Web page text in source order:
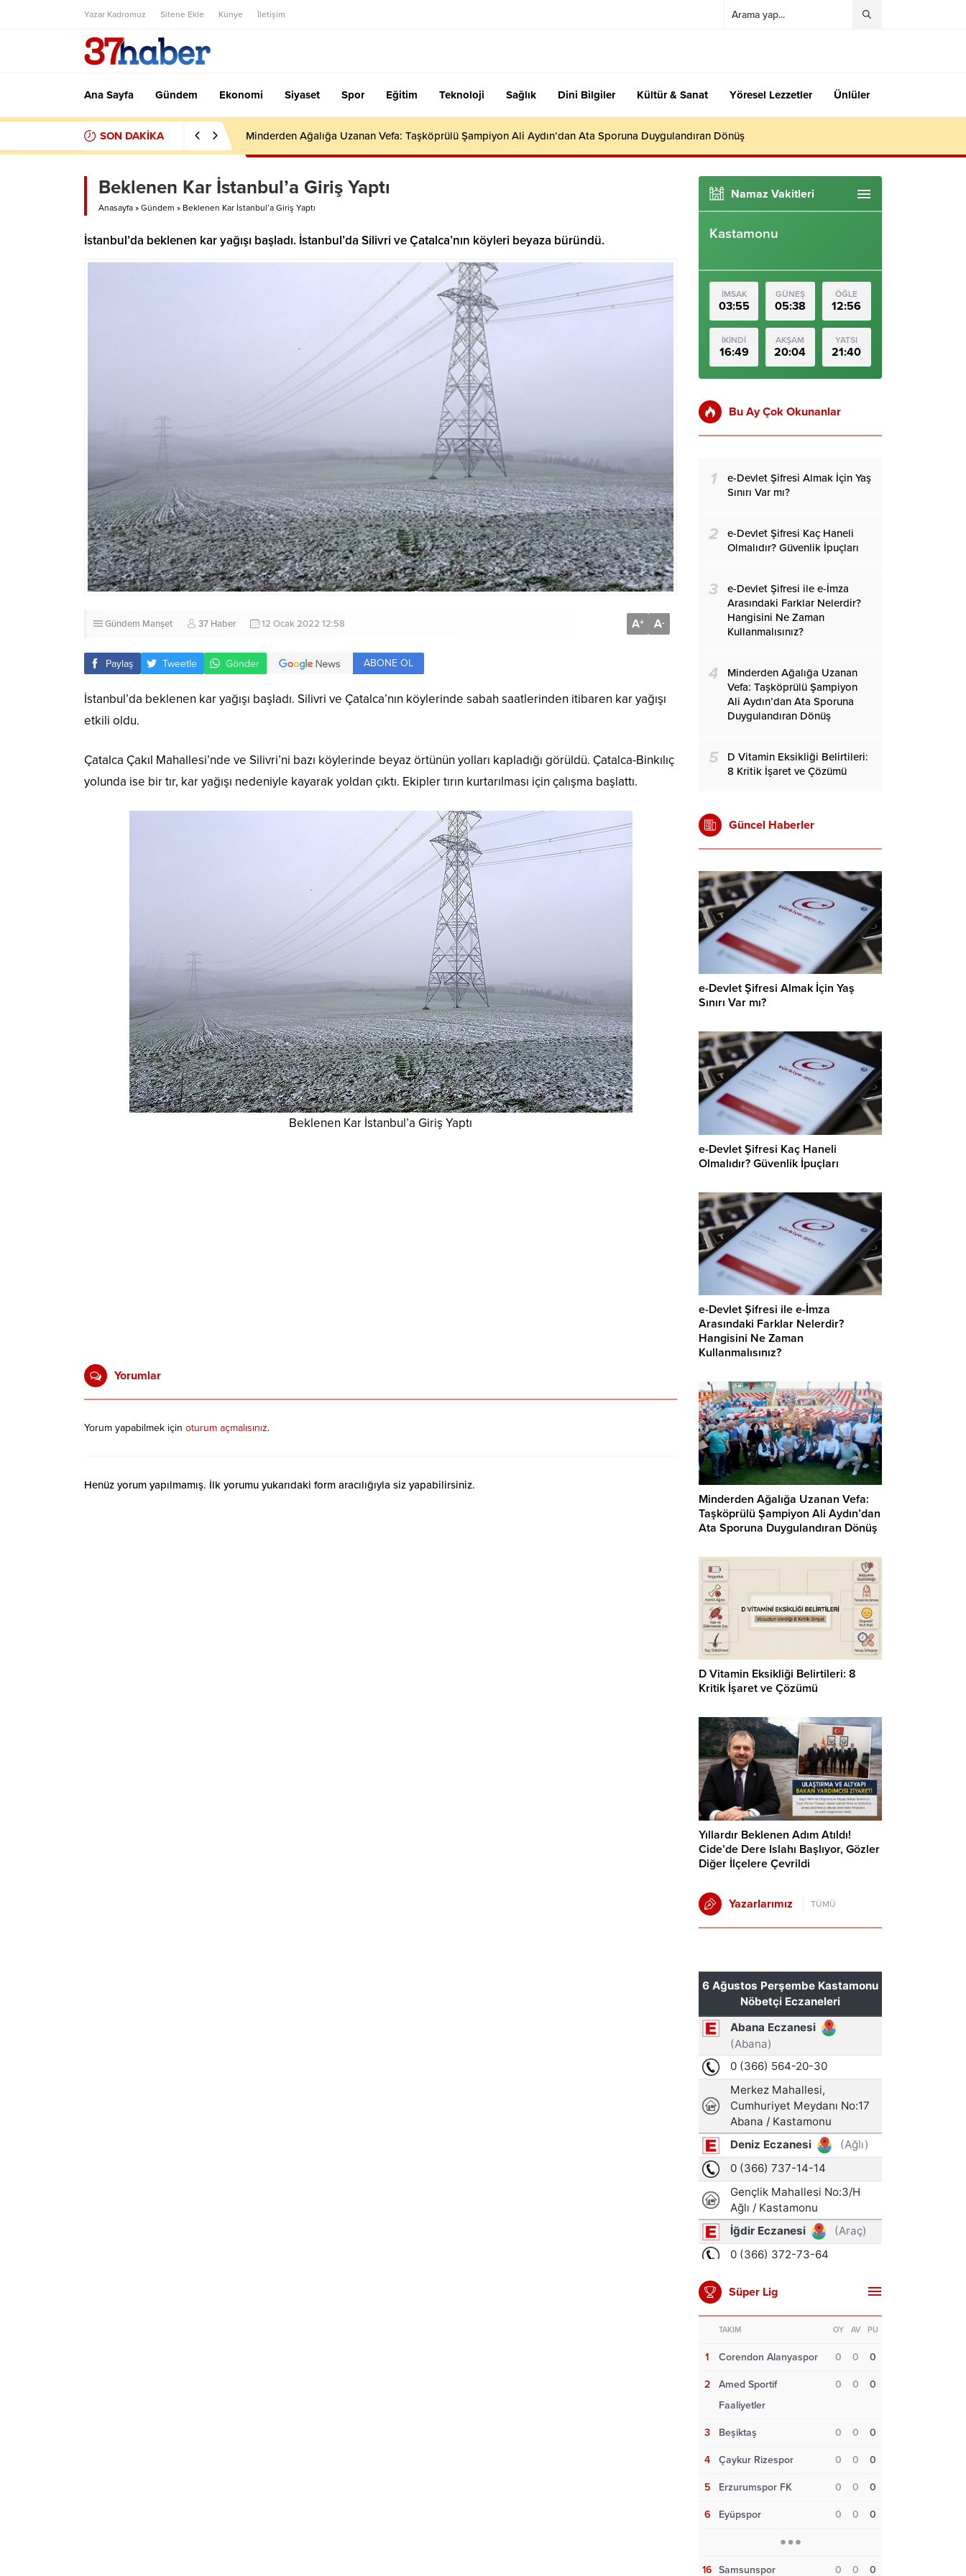
Yazar Kadromuz Sitene Ekle Künye İletişim
Ana Sayfa Gündem Ekonomi Siyaset Spor Eğitim Teknoloji Sağlık Dini Bilgiler Kültür & Sanat Yöresel Lezzetler Ünlüler
SON DAKİKA Minderden Ağalığa Uzanan Vefa: Taşköprülü Şampiyon Ali Aydın’dan Ata Sporuna Duygulandıran Dönüş
Beklenen Kar İstanbul’a Giriş Yaptı
Anasayfa » Gündem » Beklenen Kar İstanbul’a Giriş Yaptı
İstanbul’da beklenen kar yağışı başladı. İstanbul’da Silivri ve Çatalca’nın köyleri beyaza büründü.
Gündem Manşet 37 Haber 12 Ocak 2022 12:58 A+ A-
Paylaş Tweetle Gönder ABONE OL
İstanbul’da beklenen kar yağışı başladı. Silivri ve Çatalca’nın köylerinde sabah saatlerinden itibaren kar yağışı
etkili oldu.
Çatalca Çakıl Mahallesi’nde ve Silivri’ni bazı köylerinde beyaz örtünün yolları kapladığı görüldü. Çatalca-Binkılıç
yolunda ise bir tır, kar yağışı nedeniyle kayarak yoldan çıktı. Ekipler tırın kurtarılması için çalışma başlattı.
Beklenen Kar İstanbul’a Giriş Yaptı
Yorumlar
Yorum yapabilmek için oturum açmalısınız.
Henüz yorum yapılmamış. İlk yorumu yukarıdaki form aracılığıyla siz yapabilirsiniz.
Namaz Vakitleri
Kastamonu
İMSAK
03:55
GÜNEŞ
05:38
ÖĞLE
12:56
İKİNDİ
16:49
AKŞAM
20:04
YATSI
21:40
Bu Ay Çok Okunanlar
1
e-Devlet Şifresi Almak İçin Yaş
Sınırı Var mı?
2
e-Devlet Şifresi Kaç Haneli
Olmalıdır? Güvenlik İpuçları
3
e-Devlet Şifresi ile e-İmza
Arasındaki Farklar Nelerdir?
Hangisini Ne Zaman
Kullanmalısınız?
4
Minderden Ağalığa Uzanan
Vefa: Taşköprülü Şampiyon
Ali Aydın’dan Ata Sporuna
Duygulandıran Dönüş
5
D Vitamin Eksikliği Belirtileri:
8 Kritik İşaret ve Çözümü
Güncel Haberler
e-Devlet Şifresi Almak İçin Yaş
Sınırı Var mı?
e-Devlet Şifresi Kaç Haneli
Olmalıdır? Güvenlik İpuçları
e-Devlet Şifresi ile e-İmza
Arasındaki Farklar Nelerdir?
Hangisini Ne Zaman
Kullanmalısınız?
Minderden Ağalığa Uzanan Vefa:
Taşköprülü Şampiyon Ali Aydın’dan
Ata Sporuna Duygulandıran Dönüş
D Vitamin Eksikliği Belirtileri: 8
Kritik İşaret ve Çözümü
Yıllardır Beklenen Adım Atıldı!
Cide’de Dere Islahı Başlıyor, Gözler
Diğer İlçelere Çevrildi
Yazarlarımız TÜMÜ
Süper Lig
TAKIM OY AV PU
1 Corendon Alanyaspor 0 0 0
2
Amed Sportif
Faaliyetler
0 0 0
3 Beşiktaş 0 0 0
4 Çaykur Rizespor 0 0 0
5 Erzurumspor FK 0 0 0
6 Eyüpspor 0 0 0
16 Samsunspor 0 0 0